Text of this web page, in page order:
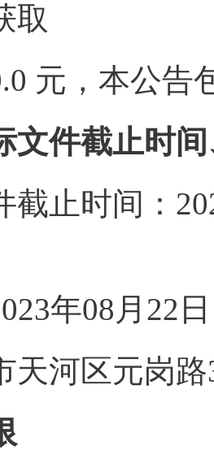
取
元，本公告
文件截止时
截止时间：
年08月22
天河区元岗